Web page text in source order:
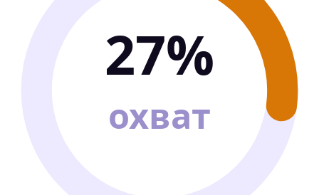
27%
охват